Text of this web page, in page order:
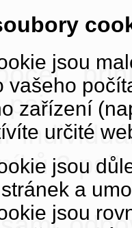
jsou
vašeho
zařízení
určité
jsou
a
jsou
psi.
3 psi!